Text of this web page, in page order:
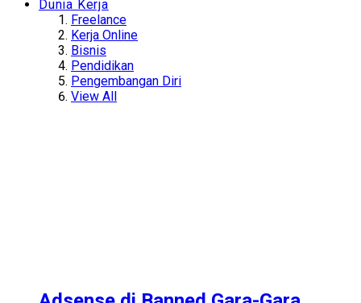
Dunia Kerja
Freelance
Kerja Online
Bisnis
Pendidikan
Pengembangan Diri
View All